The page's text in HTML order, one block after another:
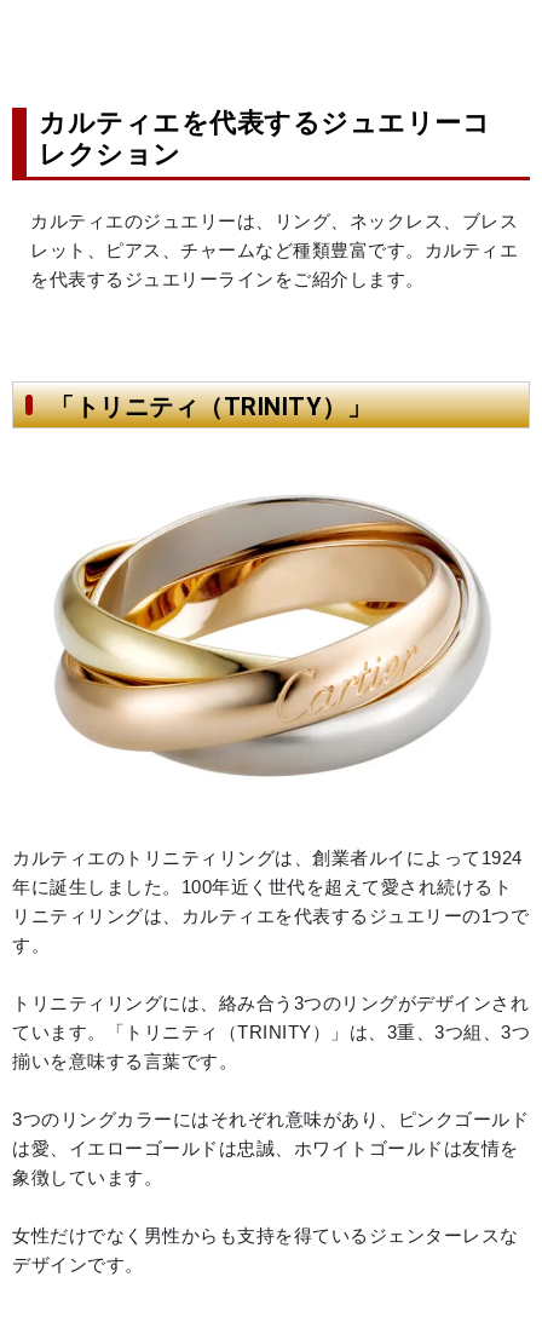
カルティエを代表するジュエリーコ
レクション
カルティエのジュエリーは、リング、ネックレス、ブレス
レット、ピアス、チャームなど種類豊富です。カルティエ
を代表するジュエリーラインをご紹介します。
「トリニティ（TRINITY）」
カルティエのトリニティリングは、創業者ルイによって1924
年に誕生しました。100年近く世代を超えて愛され続けるト
リニティリングは、カルティエを代表するジュエリーの1つで
す。
トリニティリングには、絡み合う3つのリングがデザインされ
ています。「トリニティ（TRINITY）」は、3重、3つ組、3つ
揃いを意味する言葉です。
3つのリングカラーにはそれぞれ意味があり、ピンクゴールド
は愛、イエローゴールドは忠誠、ホワイトゴールドは友情を
象徴しています。
女性だけでなく男性からも支持を得ているジェンターレスな
デザインです。